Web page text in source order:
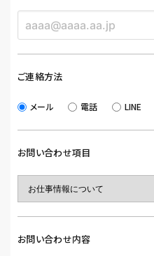
ご連絡方法
メール 電話 LINE
お問い合わせ項目
お問い合わせ内容